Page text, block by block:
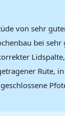
von sehr
bei
Rute,